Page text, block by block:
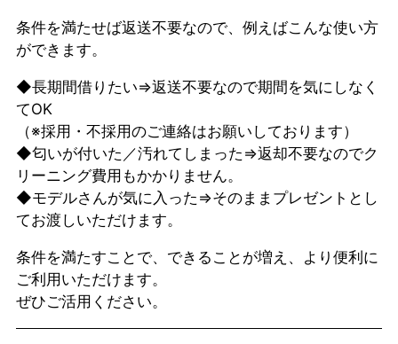
条件を満たせば返送不要なので、例えばこんな使い方
ができます。
◆長期間借りたい⇒返送不要なので期間を気にしなく
てOK
（※採用・不採用のご連絡はお願いしております）
◆匂いが付いた／汚れてしまった⇒返却不要なのでク
リーニング費用もかかりません。
◆モデルさんが気に入った⇒そのままプレゼントとし
てお渡しいただけます。
条件を満たすことで、できることが増え、より便利に
ご利用いただけます。
ぜひご活用ください。